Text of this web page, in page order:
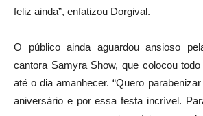
feliz ainda”, enfatizou Dorgival.
O público ainda aguardou ansioso
cantora Samyra Show, que colocou
até o dia amanhecer. “Quero
aniversário e por essa festa incrível.